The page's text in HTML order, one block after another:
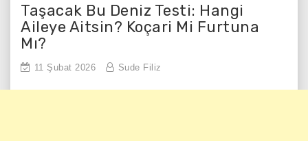
Taşacak Bu Deniz Testi: Hangi
Aileye Aitsin? Koçari Mi Furtuna
Mı?
11 Şubat 2026 Sude Filiz